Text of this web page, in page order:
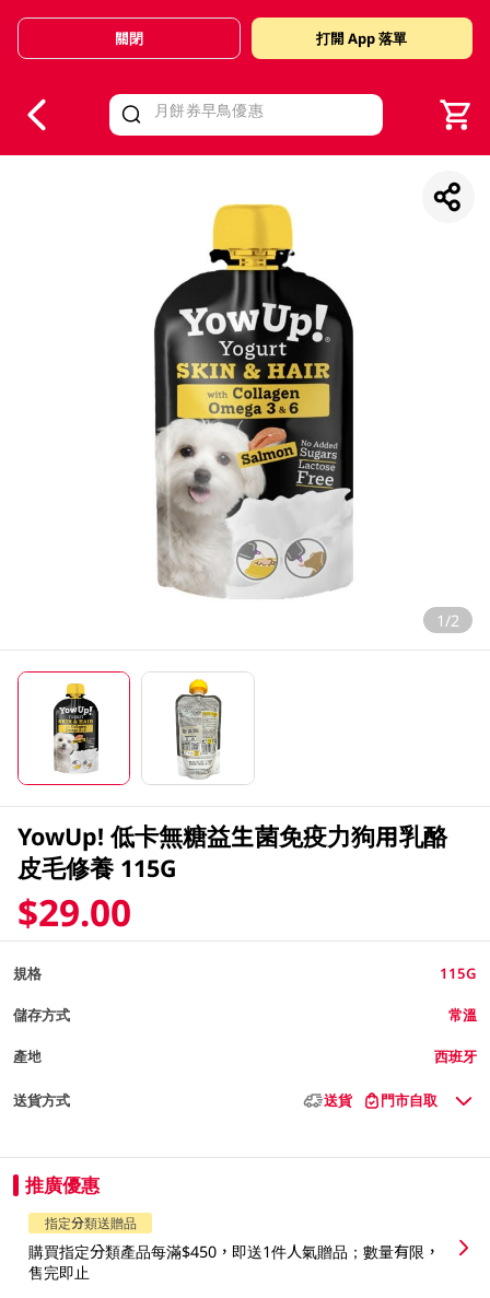
Valid Until 30 June 2026
關閉 打開 App 落單
1/2
YowUp! 低卡無糖益生菌免疫力狗用乳酪
皮毛修養 115G
$29.00
規格 115G
儲存方式 常溫
產地 西班牙
送貨方式 送貨 門市自取
推廣優惠
指定分類送贈品
購買指定分類產品每滿$450，即送1件人氣贈品；數量有限，
售完即止